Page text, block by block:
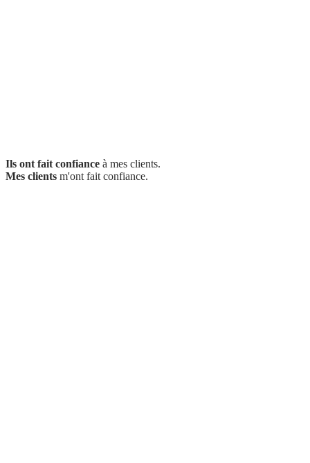
Mis à jour
21 juillet 2026
Ils ont fait confiance à mes clients.
Mes clients m'ont fait confiance.